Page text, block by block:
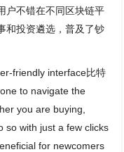
户不错在不同区块链平
和投资遴选，普及了钞
friendly interface比特
to navigate the
you are buying,
so with just a few clicks
for newcomers